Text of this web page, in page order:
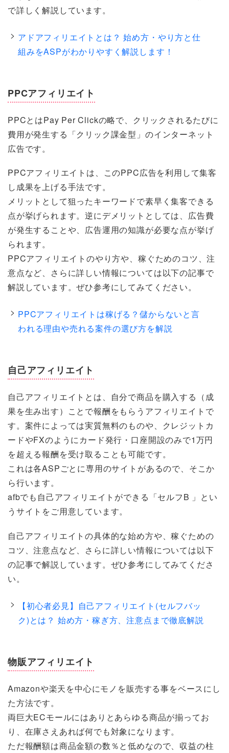
で詳しく解説しています。
アドアフィリエイトとは？ 始め方・やり方と仕
組みをASPがわかりやすく解説します！
PPCアフィリエイト
PPCとはPay Per Clickの略で、クリックされるたびに
費用が発生する「クリック課金型」のインターネット
広告です。
PPCアフィリエイトは、このPPC広告を利用して集客
し成果を上げる手法です。
メリットとして狙ったキーワードで素早く集客できる
点が挙げられます。逆にデメリットとしては、広告費
が発生することや、広告運用の知識が必要な点が挙げ
られます。
PPCアフィリエイトのやり方や、稼ぐためのコツ、注
意点など、さらに詳しい情報については以下の記事で
解説しています。ぜひ参考にしてみてください。
PPCアフィリエイトは稼げる？儲からないと言
われる理由や売れる案件の選び方を解説
自己アフィリエイト
自己アフィリエイトとは、自分で商品を購入する（成
果を生み出す）ことで報酬をもらうアフィリエイトで
す。案件によっては実質無料のものや、クレジットカ
ードやFXのようにカード発行・口座開設のみで1万円
を超える報酬を受け取ることも可能です。
これは各ASPごとに専用のサイトがあるので、そこか
ら行います。
afbでも自己アフィリエイトができる「セルフB 」とい
うサイトをご用意しています。
自己アフィリエイトの具体的な始め方や、稼ぐための
コツ、注意点など、さらに詳しい情報については以下
の記事で解説しています。ぜひ参考にしてみてくださ
い。
【初心者必見】自己アフィリエイト(セルフバッ
ク)とは？ 始め方・稼ぎ方、注意点まで徹底解説
物販アフィリエイト
Amazonや楽天を中心にモノを販売する事をベースにし
た方法です。
両巨大ECモールにはありとあらゆる商品が揃ってお
り、在庫さえあれば何でも対象になります。
ただ報酬額は商品金額の数％と低めなので、収益の柱